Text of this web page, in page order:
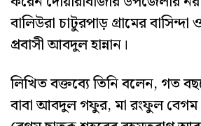
বালিউরা চাটুরপাড় গ্রামের
প্রবাসী আবদুল হান্নান।
লিখিত বক্তব্যে তিনি বলেন, গত
বাবা আবদুল গফুর, মা রংফুল বেগম ও